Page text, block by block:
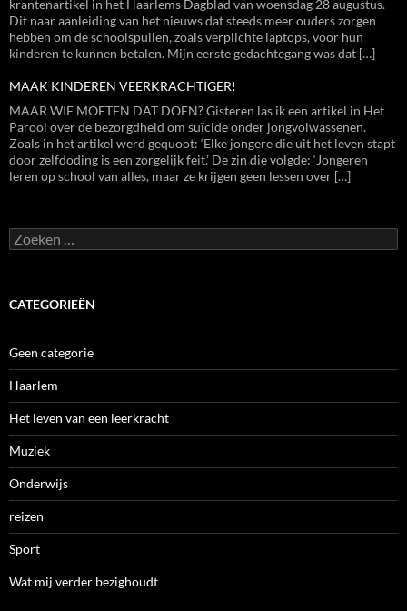
krantenartikel in het Haarlems Dagblad van woensdag 28 augustus.
Dit naar aanleiding van het nieuws dat steeds meer ouders zorgen
hebben om de schoolspullen, zoals verplichte laptops, voor hun
kinderen te kunnen betalen. Mijn eerste gedachtegang was dat […]
MAAK KINDEREN VEERKRACHTIGER!
MAAR WIE MOETEN DAT DOEN? Gisteren las ik een artikel in Het
Parool over de bezorgdheid om suïcide onder jongvolwassenen.
Zoals in het artikel werd gequoot: ‘Elke jongere die uit het leven stapt
door zelfdoding is een zorgelijk feit.’ De zin die volgde: ‘Jongeren
leren op school van alles, maar ze krijgen geen lessen over […]
Zoeken
naar:
CATEGORIEËN
Geen categorie
Haarlem
Het leven van een leerkracht
Muziek
Onderwijs
reizen
Sport
Wat mij verder bezighoudt